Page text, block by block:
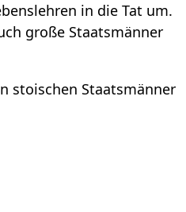
in die Tat um.
große Staatsmänner
stoischen Staatsmänner